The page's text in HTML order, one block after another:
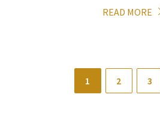
READ MORE
1 2 3